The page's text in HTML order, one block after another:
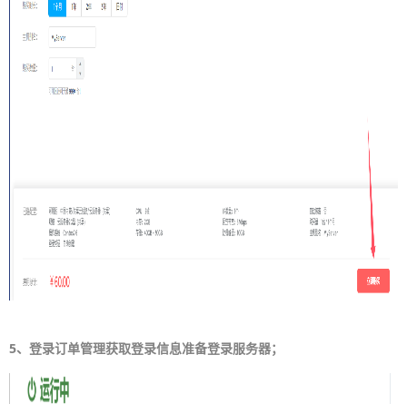
5、登录订单管理获取登录信息准备登录服务器；